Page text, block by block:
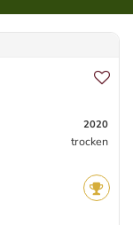
2020
trocken